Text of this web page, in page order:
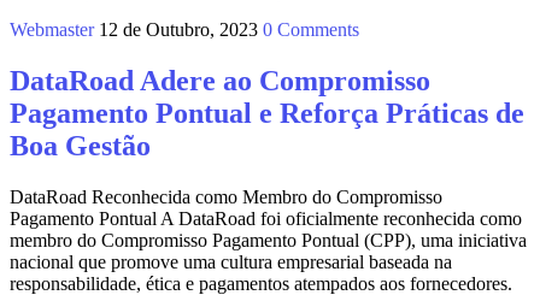
Webmaster 12 de Outubro, 2023 0 Comments
DataRoad Adere ao Compromisso
Pagamento Pontual e Reforça Práticas de
Boa Gestão
DataRoad Reconhecida como Membro do Compromisso
Pagamento Pontual A DataRoad foi oficialmente reconhecida como
membro do Compromisso Pagamento Pontual (CPP), uma iniciativa
nacional que promove uma cultura empresarial baseada na
responsabilidade, ética e pagamentos atempados aos fornecedores.